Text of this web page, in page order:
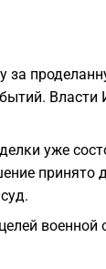
за
Власти
уже
принято